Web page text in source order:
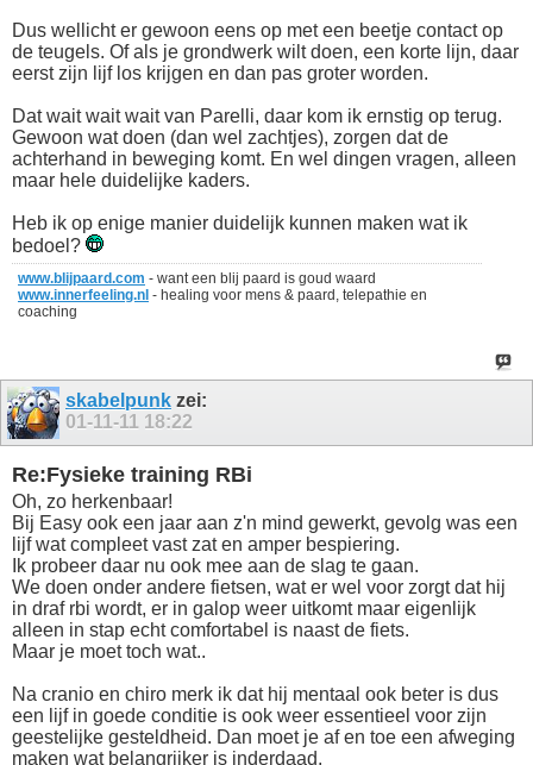
Dus wellicht er gewoon eens op met een beetje contact op
de teugels. Of als je grondwerk wilt doen, een korte lijn, daar
eerst zijn lijf los krijgen en dan pas groter worden.
Dat wait wait wait van Parelli, daar kom ik ernstig op terug.
Gewoon wat doen (dan wel zachtjes), zorgen dat de
achterhand in beweging komt. En wel dingen vragen, alleen
maar hele duidelijke kaders.
Heb ik op enige manier duidelijk kunnen maken wat ik
bedoel?
www.blijpaard.com - want een blij paard is goud waard
www.innerfeeling.nl - healing voor mens & paard, telepathie en
coaching
skabelpunk zei:
01-11-11 18:22
Re:Fysieke training RBi
Oh, zo herkenbaar!
Bij Easy ook een jaar aan z'n mind gewerkt, gevolg was een
lijf wat compleet vast zat en amper bespiering.
Ik probeer daar nu ook mee aan de slag te gaan.
We doen onder andere fietsen, wat er wel voor zorgt dat hij
in draf rbi wordt, er in galop weer uitkomt maar eigenlijk
alleen in stap echt comfortabel is naast de fiets.
Maar je moet toch wat..
Na cranio en chiro merk ik dat hij mentaal ook beter is dus
een lijf in goede conditie is ook weer essentieel voor zijn
geestelijke gesteldheid. Dan moet je af en toe een afweging
maken wat belangrijker is inderdaad.